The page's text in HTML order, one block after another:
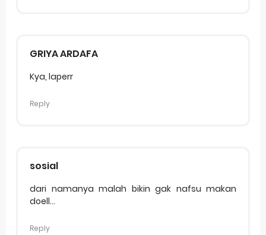
GRIYA ARDAFA
Kya, laperr
Reply
sosial
dari namanya malah bikin gak nafsu makan
doell...
Reply